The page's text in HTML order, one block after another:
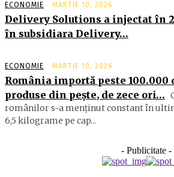
ECONOMIE MARTIE 10, 2026
Delivery Solutions a injectat în
în subsidiara Delivery…
ECONOMIE MARTIE 10, 2026
România importă peste 100.000
produse din peşte, de zece ori…
ro­mâ­nilor s-a menţinut constant în
6,5 ki­lograme pe cap...
- Publicitate -